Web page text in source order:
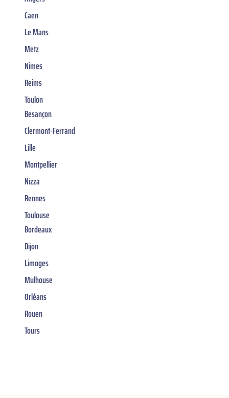
Caen
Le Mans
Metz
Nîmes
Reims
Toulon
Besançon
Clermont-Ferrand
Lille
Montpellier
Nizza
Rennes
Toulouse
Bordeaux
Dijon
Limoges
Mulhouse
Orléans
Rouen
Tours